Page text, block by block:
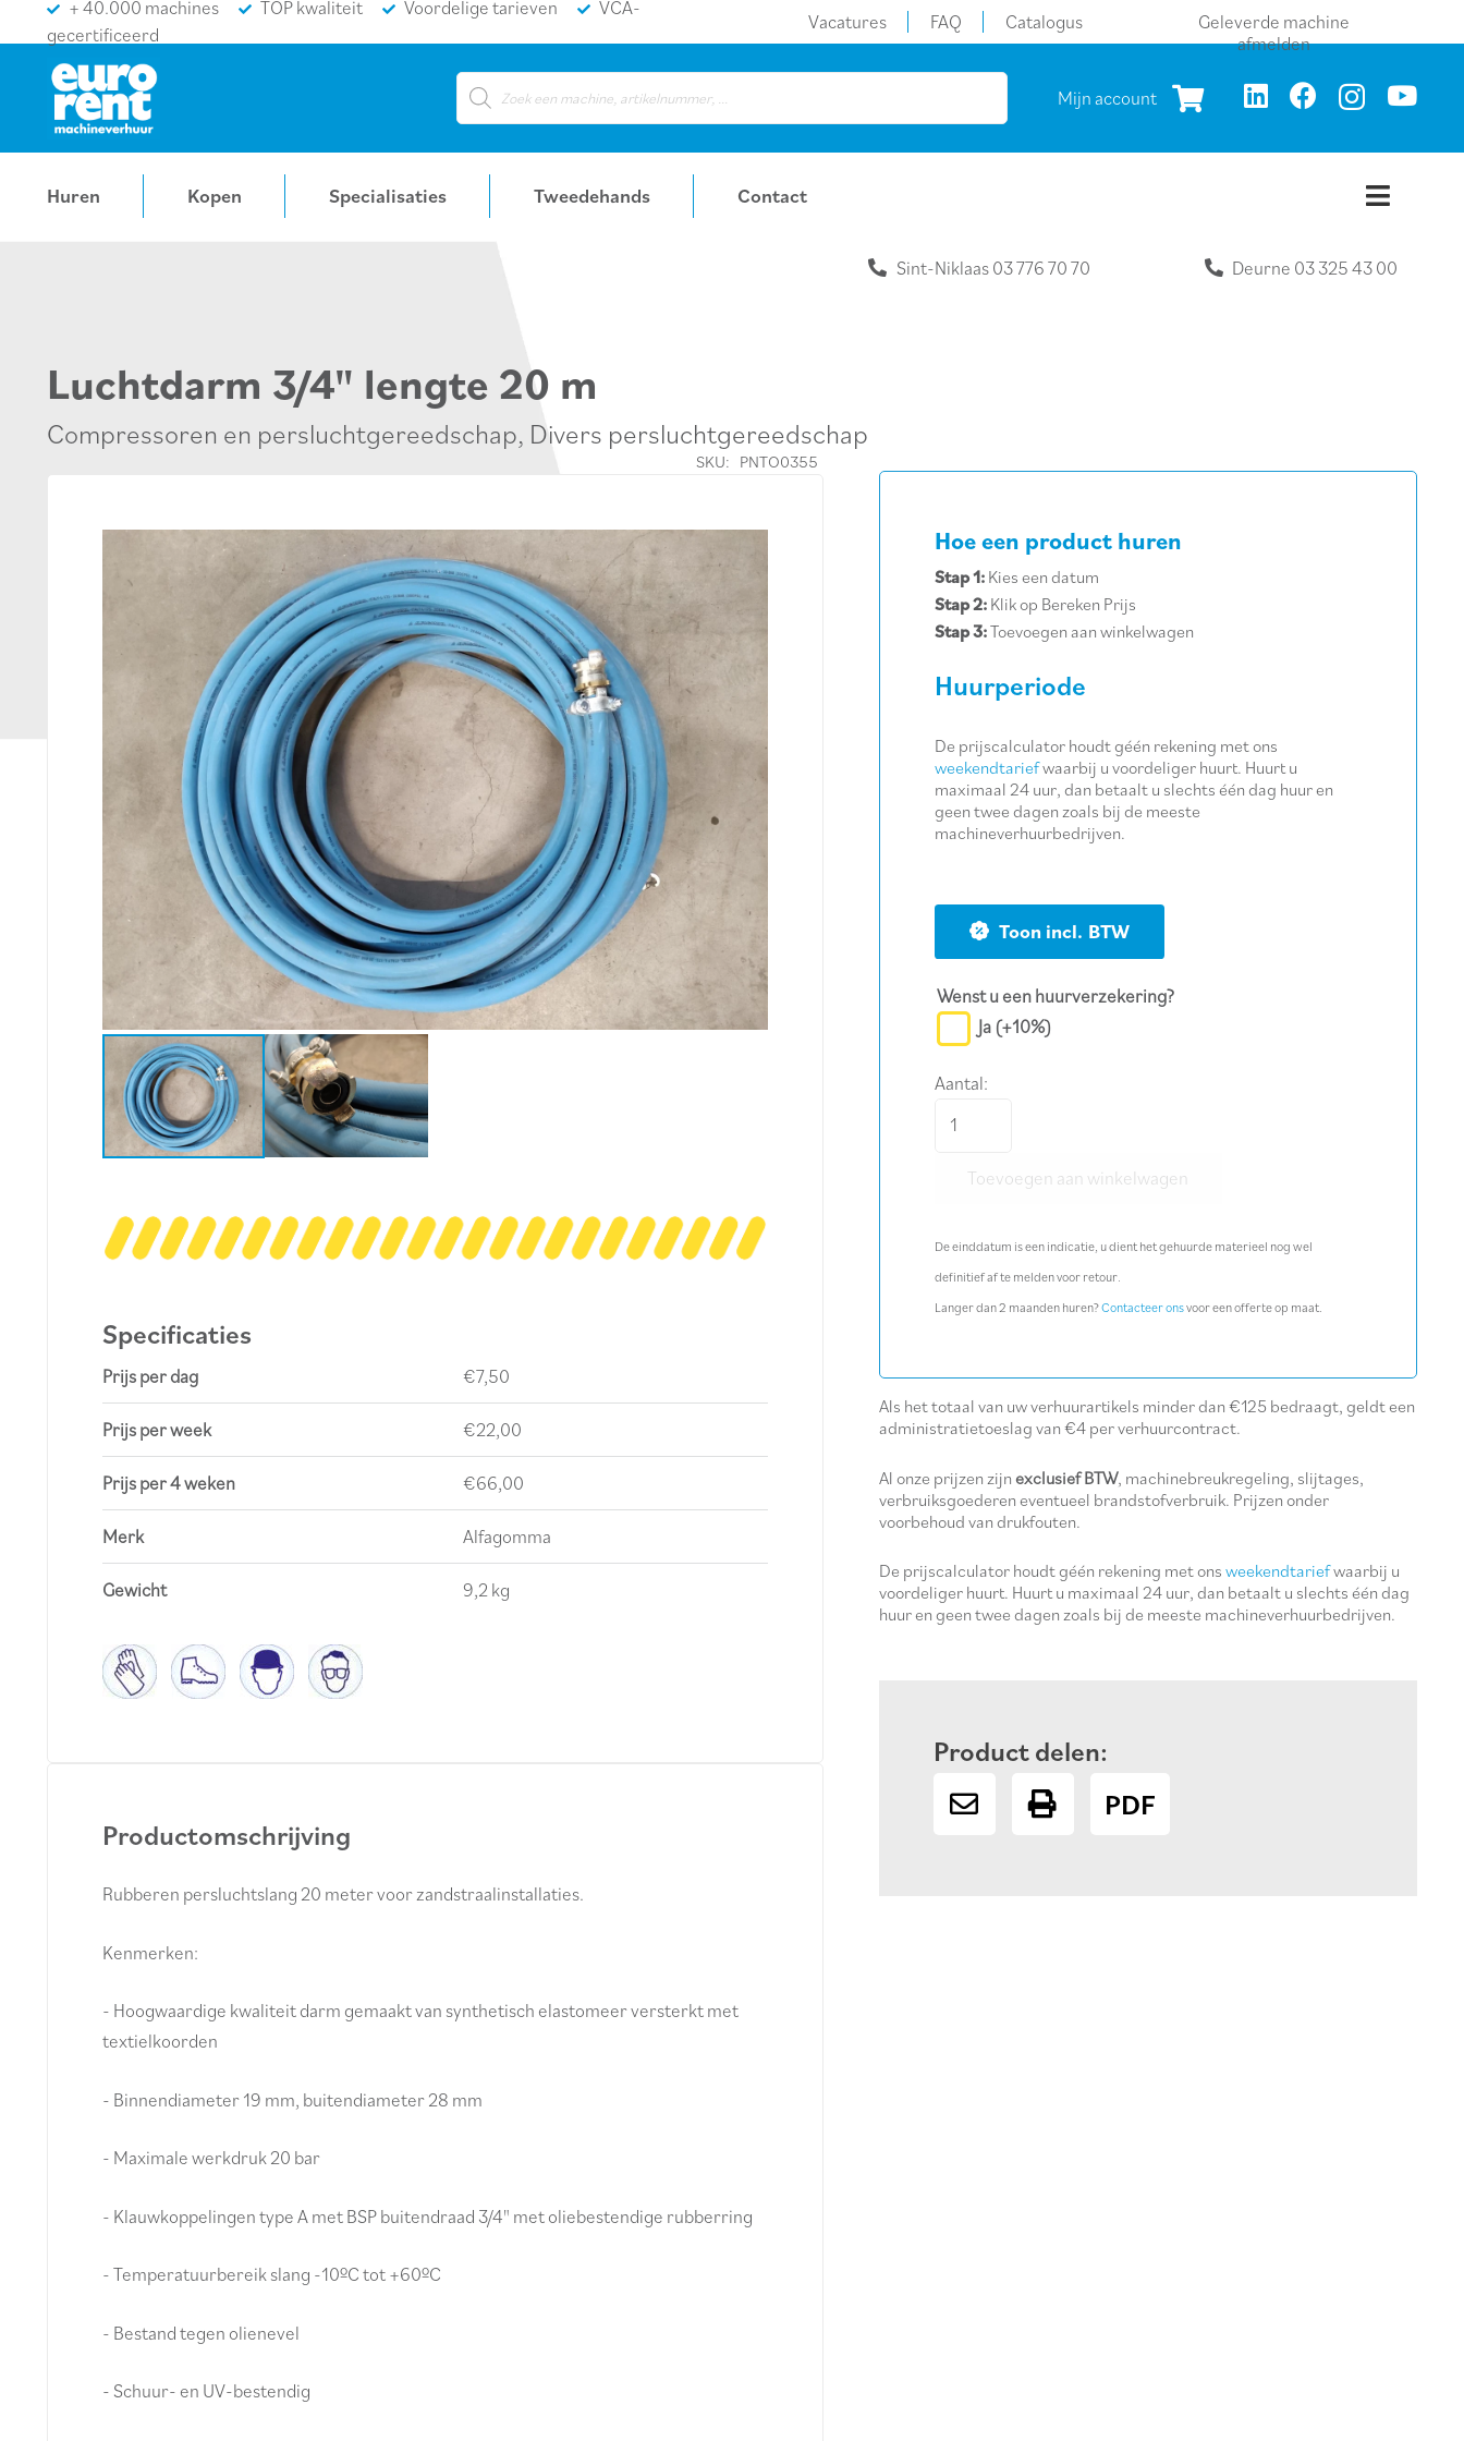
+ 40.000 machines TOP kwaliteit Voordelige tarieven
VCA-
gecertificeerd
Vacatures FAQ Catalogus
Geleverde machine
afmelden
Products
search Mijn account
Huren Kopen Specialisaties Tweedehands Contact
Sint-Niklaas 03 776 70 70 Deurne 03 325 43 00
Luchtdarm 3/4" lengte 20 m
Compressoren en persluchtgereedschap, Divers persluchtgereedschap
SKU: PNTO0355
Specificaties
Prijs per dag €7,50
Prijs per week €22,00
Prijs per 4 weken €66,00
Merk Alfagomma
Gewicht 9,2 kg
Productomschrijving
Rubberen persluchtslang 20 meter voor zandstraalinstallaties.
Kenmerken:
- Hoogwaardige kwaliteit darm gemaakt van synthetisch elastomeer versterkt met
textielkoorden
- Binnendiameter 19 mm, buitendiameter 28 mm
- Maximale werkdruk 20 bar
- Klauwkoppelingen type A met BSP buitendraad 3/4" met oliebestendige rubberring
- Temperatuurbereik slang -10ºC tot +60ºC
- Bestand tegen olienevel
- Schuur- en UV-bestendig
Hoe een product huren
Stap 1:Kies een datum
Stap 2:Klik op Bereken Prijs
Stap 3:Toevoegen aan winkelwagen
Huurperiode
De prijscalculator houdt géén rekening met ons
weekendtariefwaarbij u voordeliger huurt. Huurt u
maximaal 24 uur, dan betaalt u slechts één dag huur en
geen twee dagen zoals bij de meeste
machineverhuurbedrijven.
BTW
Wenst u een huurverzekering?
Ja (+10%)
Aantal:
Luchtdarm
lengteToevoegen aan winkelwagen
De einddatum is een indicatie, u dient het gehuurde materieel nog wel
definitief af te melden voor retour.
Langer dan 2 maanden huren?Contacteer onsvoor een offerte op maat.
Als het totaal van uw verhuurartikels minder dan €125 bedraagt, geldt een
administratietoeslag van €4 per verhuurcontract.
Al onze prijzen zijn exclusief BTW, machinebreukregeling, slijtages,
verbruiksgoederen eventueel brandstofverbruik. Prijzen onder
voorbehoud van drukfouten.
De prijscalculator houdt géén rekening met ons weekendtariefwaarbij u
voordeliger huurt. Huurt u maximaal 24 uur, dan betaalt u slechts één dag
huur en geen twee dagen zoals bij de meeste machineverhuurbedrijven.
Product delen:
PDF